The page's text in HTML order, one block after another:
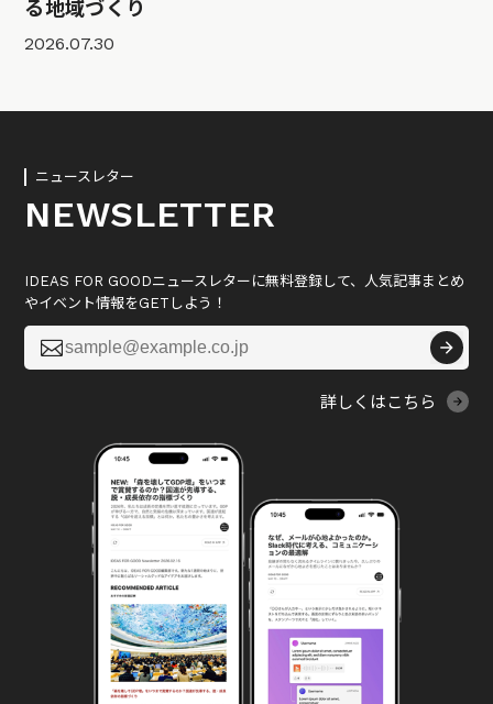
る地域づくり
2026.07.30
ニュースレター
NEWSLETTER
IDEAS FOR GOODニュースレターに無料登録して、人気記事まとめ
やイベント情報をGETしよう！

詳しくはこちら